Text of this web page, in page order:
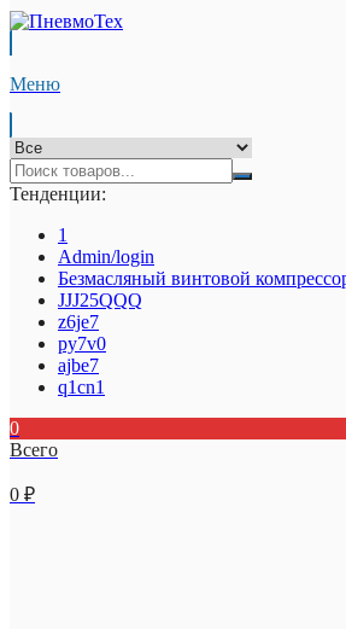
Меню
Тенденции:
1
Admin/login
Безмасляный винтовой
JJJ25QQQ
z6je7
py7v0
ajbe7
q1cn1
0
Всего
0 ₽